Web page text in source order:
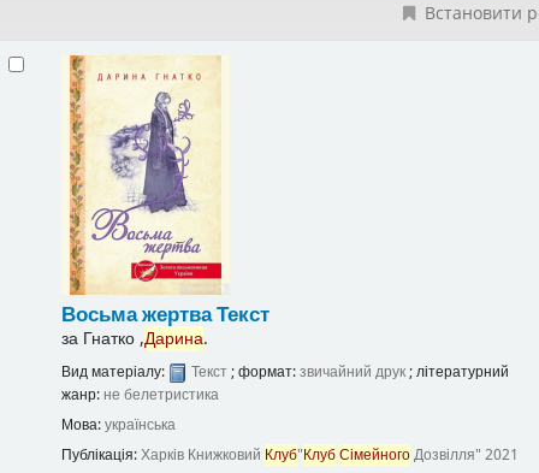
Встановити
Восьма жертваТекст
за Гнатко ,Дарина.
Вид матеріалу: Текст; формат:звичайний друк; літературний
жанр: не белетристика
Мова:українська
Публікація:Харків Книжковий Клуб"КлубСімейногоДозвілля" 2021